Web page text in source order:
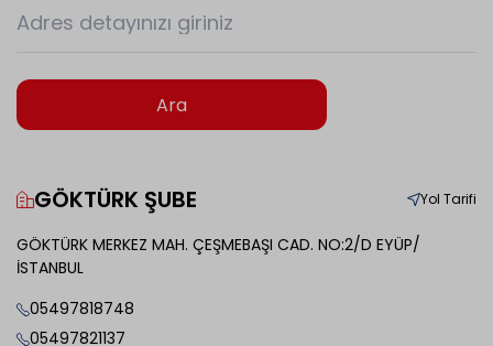
Adres detayınızı giriniz
Ara
GÖKTÜRK ŞUBE Yol Tarifi
GÖKTÜRK MERKEZ MAH. ÇEŞMEBAŞI CAD. NO:2/D EYÜP/
İSTANBUL
05497818748
05497821137